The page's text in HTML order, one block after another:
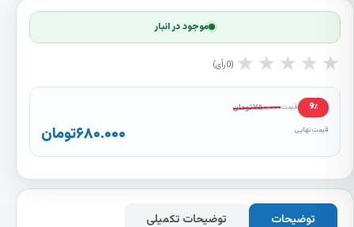
موجود در انبار
★ ★ ★ ★ ★
0رأی
9٪ قیمت۷۵۰.۰۰۰تومان
قیمت نهایی ۶۸۰.۰۰۰تومان
توضیحات توضیحات تکمیلی